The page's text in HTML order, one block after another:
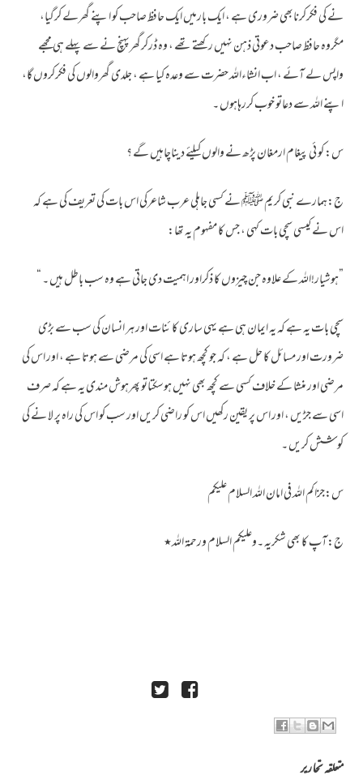
نے کی فکرکرنابھی ضروری ہے ، ایک بارمیں ایک حافظ صاحب کو اپنے گھرلے کرگیا،
مگروہ حافظ صاحب دعوتی ذہن نہیں رکھتے تھے ، وہ ڈرکرگھرپہنچ نے سے پہلے ہی مجھے
واپس لے آئے ، اب انشاءاللہ حضرت سے وعدہ کیا ہے ، جلدی گھروالوں کی فکرکروں گا،
اپنے اللہ سے دعاتو خوب کررہاہوں ۔
س: کو ئی پیغام ارمغان پڑھ نے والوں کیلئے دیناچاہیں گے ؟
ج:ہمارے نبی کریم ﷺ نے کسی جاہلی عرب شاعرکی اس بات کی تعریف کی ہے کہ
اس نے کیسی سچی بات کہی ، جس کا مفہوم یہ تھا:
”ہوشیار!اللہ کے علاوہ جن چیزوں کا ذکراور اہمیت دی جاتی ہے وہ سب باطل ہیں ۔ “
سچی بات یہ ہے کہ یہ ایمان ہی ہے یہی ساری کا ئنات اور ہر انسان کی سب سے بڑی
ضرورت اور مسائل کا حل ہے ، کہ جو کچھ ہوتا ہے اسی کی مرضی سے ہوتا ہے ، اور اس کی
مرضی اور منشا کے خلاف کسی سے کچھ بھی نہیں ہوسکتاتو پھرہوش مندی یہ ہے کہ صرف
اسی سے جڑیں ، اور اس پر یقین رکھیں اس کو راضی کریں اور سب کو اس کی راہ پر لا نے کی
کو شش کریں ۔
س:جزاکم اللہ فی امان اللہ السلام علیکم
ج:آپ کا بھی شکریہ ۔وعلیکم السلام ورحمۃ اللہ٭
متعلقہ تحاریر